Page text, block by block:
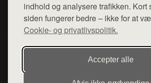
indhold og analysere trafikken. Kort
siden fungerer bedre – ikke for at
Cookie- og privatlivspolitik.
Accepter alle
Cookie-
Denne side er en del af want.dk, der
hjemmesider med præsentation af
diverse webshops. Der sælges ikke varer